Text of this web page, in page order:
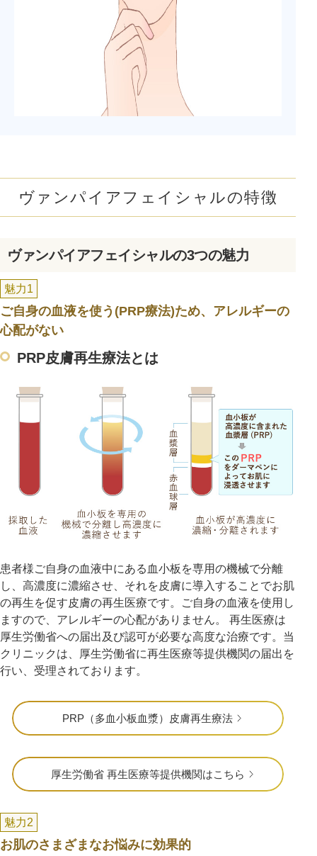
ヴァンパイアフェイシャルの特徴
ヴァンパイアフェイシャルの3つの魅力
魅力1
ご自身の血液を使う(PRP療法)ため、アレルギーの
心配がない
PRP皮膚再生療法とは
患者様ご自身の血液中にある血小板を専用の機械で分離
し、高濃度に濃縮させ、それを皮膚に導入することでお肌
の再生を促す皮膚の再生医療です。ご自身の血液を使用し
ますので、アレルギーの心配がありません。 再生医療は
厚生労働省への届出及び認可が必要な高度な治療です。当
クリニックは、厚生労働省に再生医療等提供機関の届出を
行い、受理されております。
PRP（多血小板血漿）皮膚再生療法
厚生労働省 再生医療等提供機関はこちら
魅力2
お肌のさまざまなお悩みに効果的